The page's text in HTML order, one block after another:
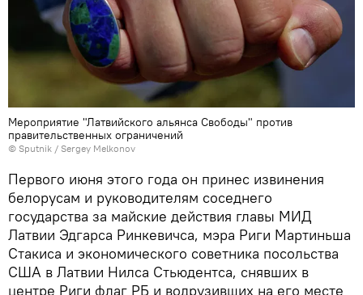
Мероприятие "Латвийского альянса Свободы" против
правительственных ограничений
© Sputnik / Sergey Melkonov
Первого июня этого года он принес извинения
белорусам и руководителям соседнего
государства за майские действия главы МИД
Латвии Эдгарса Ринкевичса, мэра Риги Мартиньша
Стакиса и экономического советника посольства
США в Латвии Нилса Стьюдентса, снявших в
центре Риги флаг РБ и водрузивших на его месте